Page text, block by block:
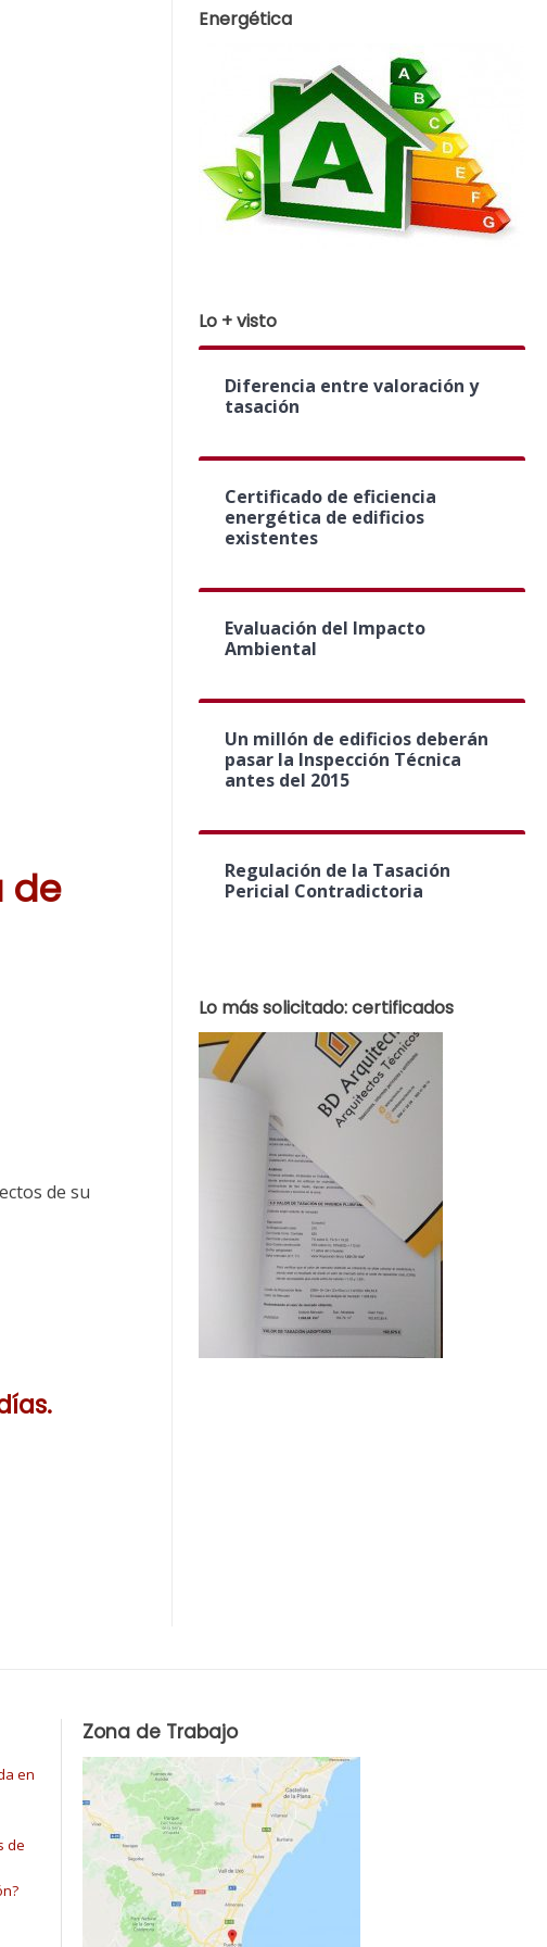
de
de su
Energética
Lo + visto
Diferencia entre valoración y
tasación
Certificado de eficiencia
energética de edificios
existentes
Evaluación del Impacto
Ambiental
Un millón de edificios deberán
pasar la Inspección Técnica
antes del 2015
Regulación de la Tasación
Pericial Contradictoria
Lo más solicitado: certificados
en
de
Zona de Trabajo